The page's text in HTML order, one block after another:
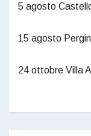
5 agosto
15 agosto
24 ottobre Villa